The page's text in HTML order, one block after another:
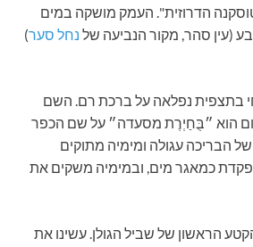
הדרוזית". העמק מושקה במים
(עין סהר, מקור הנביעה של נחל סער)
בתצפית נפלאה על ברכת רם. השם
הוא ״בֻּחַיְרֶת מסעדה״ על שם הכפר
הבריכה עגולה ומימיה מתוקים
כמאגר מים, ובמימיה משקים את
הראשון של שביל הגולן. עשינו את